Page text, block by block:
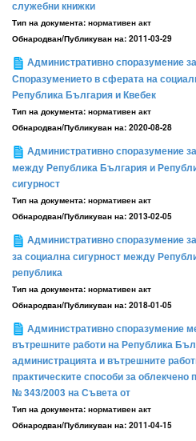
служебни книжки
Тип на документа: нормативен акт
Обнародван/Публикуван на: 2011-03-29
Административно споразумение
Споразумението в сферата на
Република България и Квебек
Тип на документа: нормативен акт
Обнародван/Публикуван на: 2020-08-28
Административно споразумение
между Република България и
сигурност
Тип на документа: нормативен акт
Обнародван/Публикуван на: 2013-02-05
Административно споразумение
за социална сигурност между
република
Тип на документа: нормативен акт
Обнародван/Публикуван на: 2018-01-05
Административно споразумение
вътрешните работи на Република
администрацията и вътрешните
практическите способи за
№ 343/2003 на Съвета от
Тип на документа: нормативен акт
Обнародван/Публикуван на: 2011-04-15